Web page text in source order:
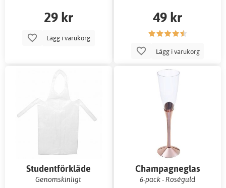
29 kr
Lägg i varukorg
49 kr
Lägg i varukorg
Studentförkläde
Genomskinligt
Champagneglas
6-pack - Roséguld